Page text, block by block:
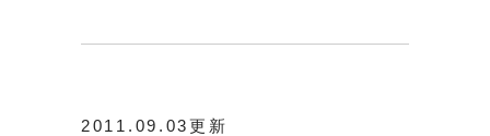
2011.09.03更新